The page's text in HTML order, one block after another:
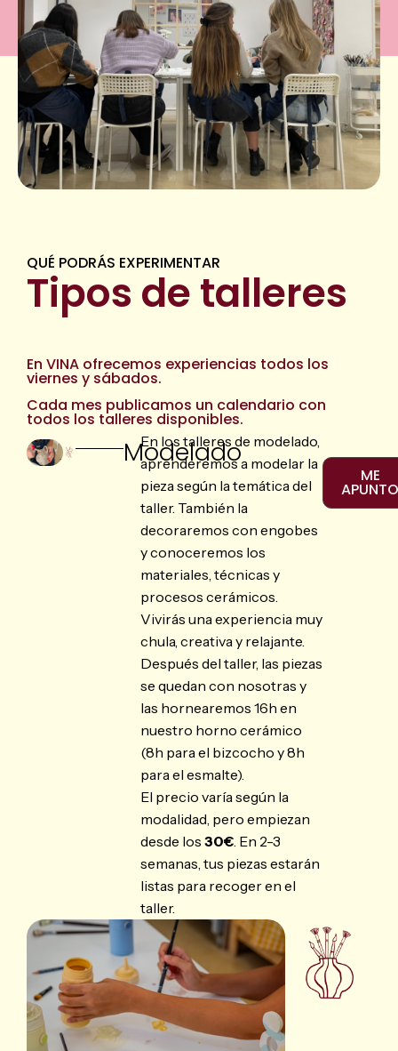
QUÉ PODRÁS EXPERIMENTAR
Tipos de talleres
En VINA ofrecemos experiencias todos los
viernes y sábados.
Cada mes publicamos un calendario con
todos los talleres disponibles.
Modelado
En los talleres de modelado,
aprenderemos a modelar la
pieza según la temática del
taller. También la
decoraremos con engobes
y conoceremos los
materiales, técnicas y
procesos cerámicos.
Vivirás una experiencia muy
chula, creativa y relajante.
Después del taller, las piezas
se quedan con nosotras y
las hornearemos 16h en
nuestro horno cerámico
(8h para el bizcocho y 8h
para el esmalte).
El precio varía según la
modalidad, pero empiezan
desde los 30€. En 2-3
semanas, tus piezas estarán
listas para recoger en el
taller.
ME